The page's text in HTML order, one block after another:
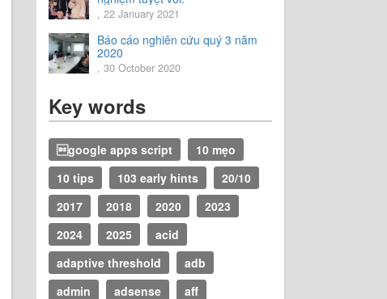
, 22 January 2021
Báo cáo nghiên cứu quý 3 năm
2020
, 30 October 2020
Key words
google apps script
10 mẹo
10 tips
103 early hints
20/10
2017
2018 2020
2023
2024
2025
acid
adaptive threshold
adb
admin
adsense
aff